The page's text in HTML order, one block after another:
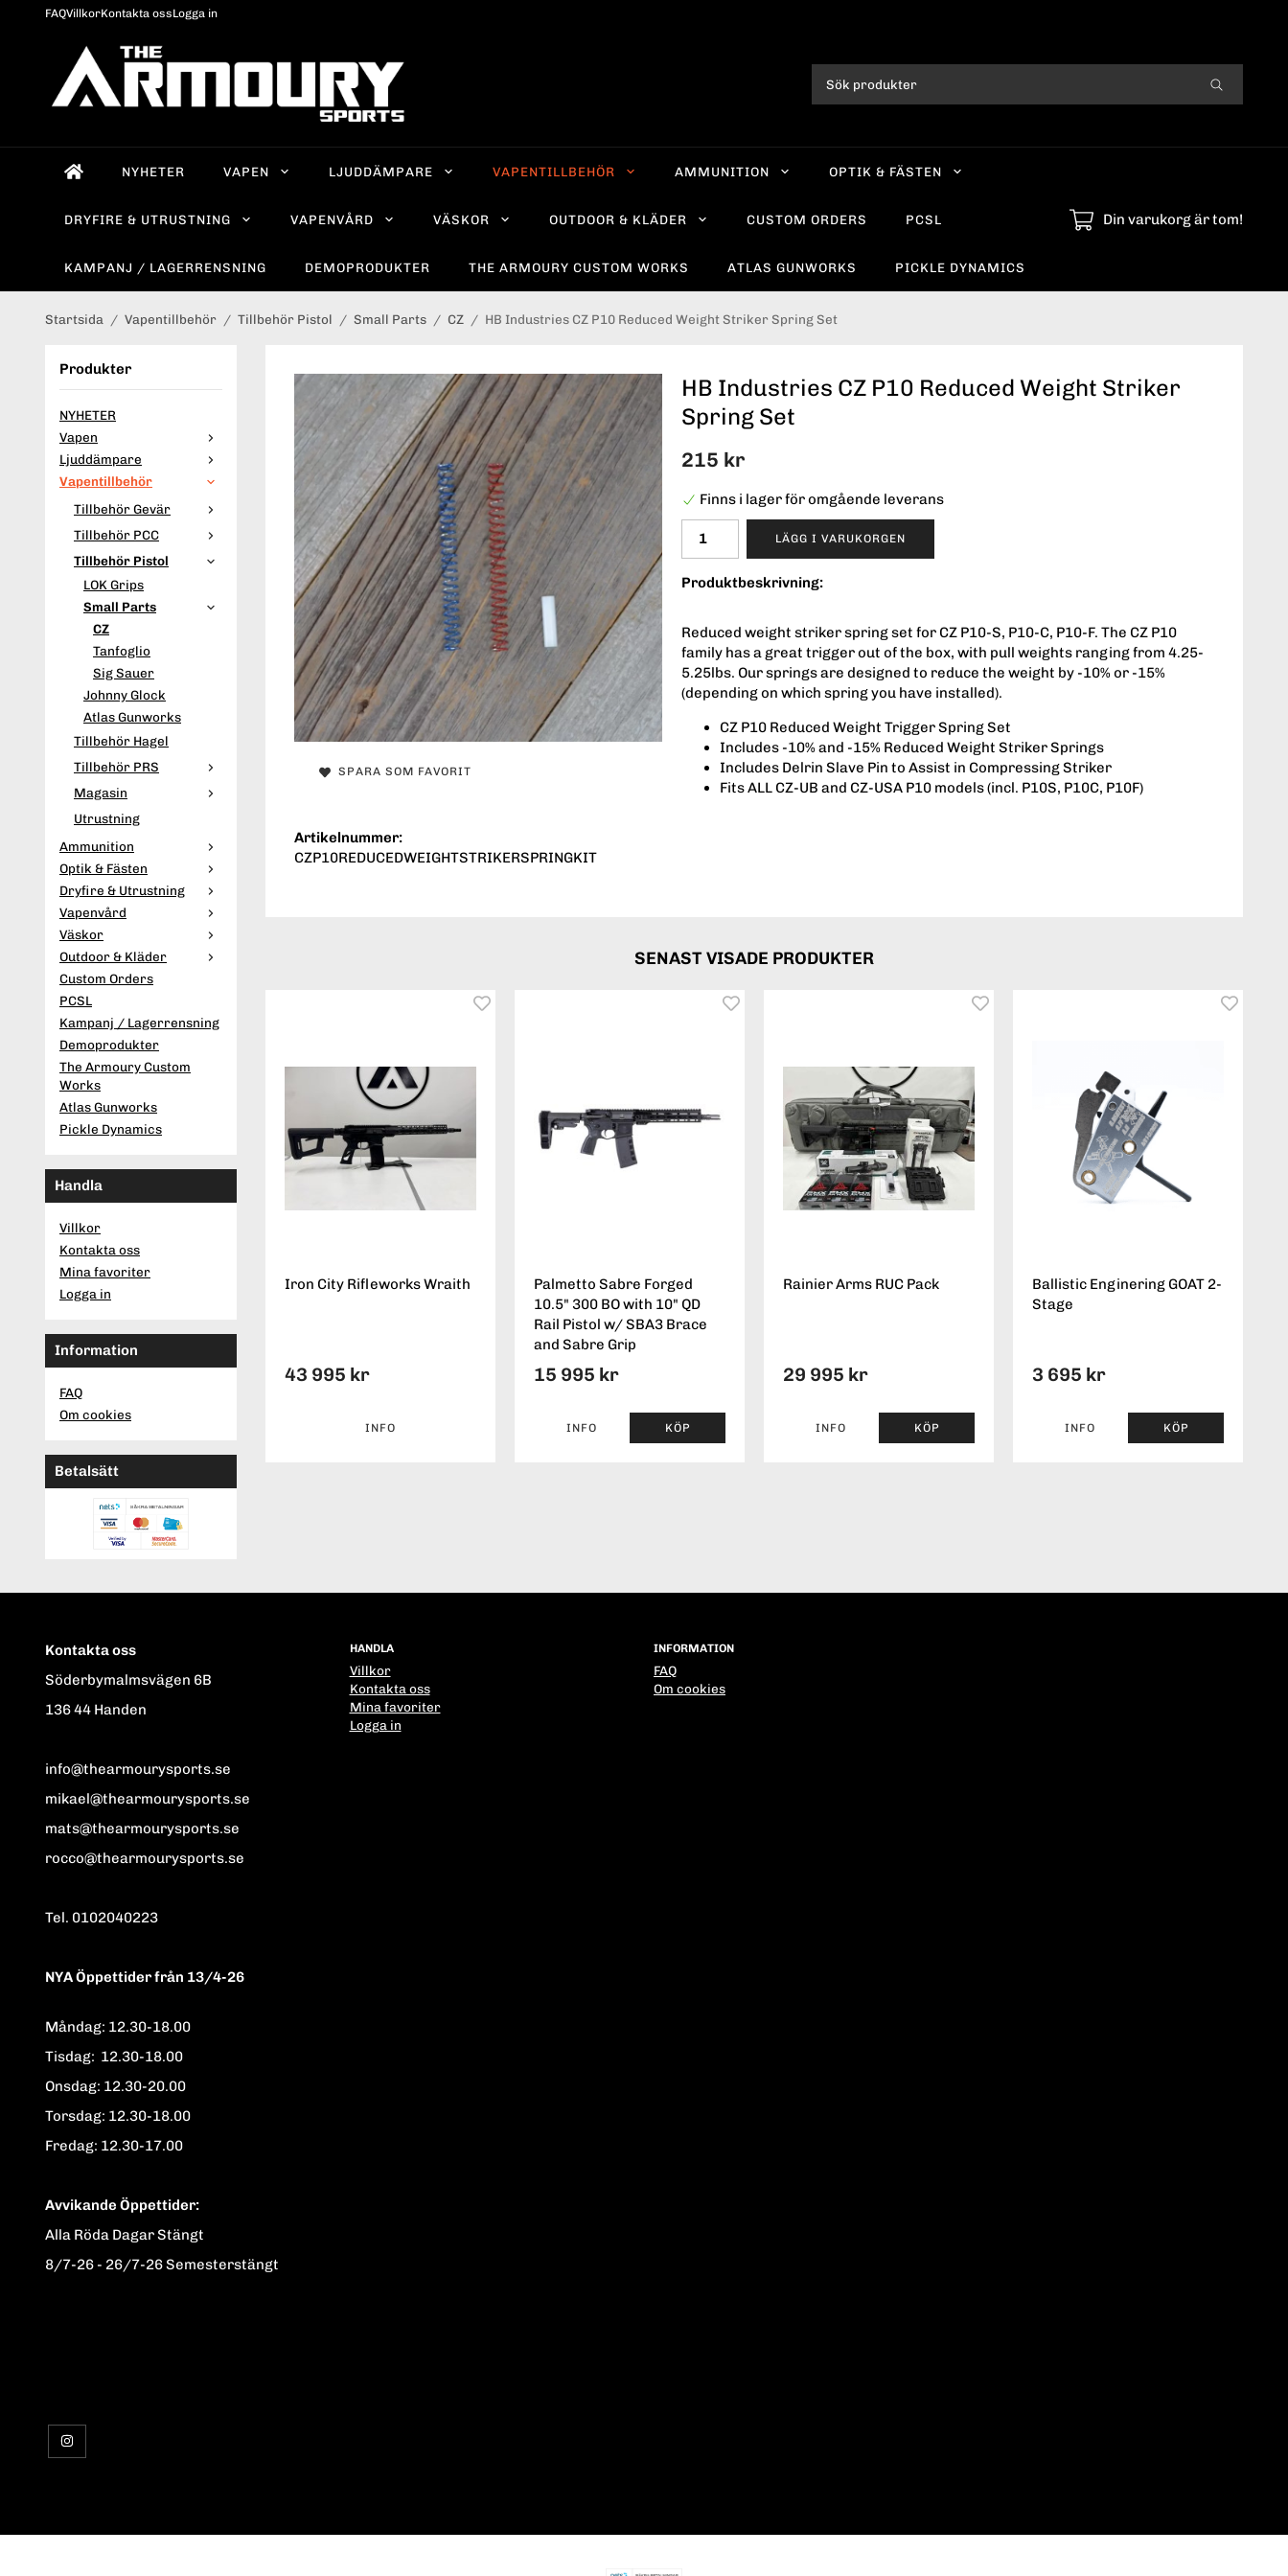
FAQVillkorKontakta ossLogga in
NYHETER VAPEN LJUDDÄMPARE VAPENTILLBEHÖR AMMUNITION OPTIK & FÄSTEN
DRYFIRE & UTRUSTNING VAPENVÅRD VÄSKOR OUTDOOR & KLÄDER CUSTOM ORDERS PCSL
KAMPANJ / LAGERRENSNING DEMOPRODUKTER THE ARMOURY CUSTOM WORKS ATLAS GUNWORKS PICKLE DYNAMICS
Din varukorg är tom!
Startsida / Vapentillbehör / Tillbehör Pistol / Small Parts / CZ / HB Industries CZ P10 Reduced Weight Striker Spring Set
Produkter
NYHETER
Vapen
Ljuddämpare
Vapentillbehör
Tillbehör Gevär
Tillbehör PCC
Tillbehör Pistol
LOK Grips
Small Parts
CZ
Tanfoglio
Sig Sauer
Johnny Glock
Atlas Gunworks
Tillbehör Hagel
Tillbehör PRS
Magasin
Utrustning
Ammunition
Optik & Fästen
Dryfire & Utrustning
Vapenvård
Väskor
Outdoor & Kläder
Custom Orders
PCSL
Kampanj / Lagerrensning
Demoprodukter
The Armoury Custom
Works
Atlas Gunworks
Pickle Dynamics
Handla
Villkor
Kontakta oss
Mina favoriter
Logga in
Information
FAQ
Om cookies
Betalsätt
HB Industries CZ P10 Reduced Weight Striker
Spring Set
215 kr
Finns i lager för omgående leverans
LÄGG I VARUKORGEN
Produktbeskrivning:
Reduced weight striker spring set for CZ P10-S, P10-C, P10-F. The CZ P10
family has a great trigger out of the box, with pull weights ranging from 4.25-
5.25lbs. Our springs are designed to reduce the weight by -10% or -15%
(depending on which spring you have installed).
CZ P10 Reduced Weight Trigger Spring Set
Includes -10% and -15% Reduced Weight Striker Springs
Includes Delrin Slave Pin to Assist in Compressing Striker
Fits ALL CZ-UB and CZ-USA P10 models (incl. P10S, P10C, P10F)
SPARA SOM FAVORIT
Artikelnummer:
CZP10REDUCEDWEIGHTSTRIKERSPRINGKIT
SENAST VISADE PRODUKTER
Iron City Rifleworks Wraith
43 995 kr
INFO
Palmetto Sabre Forged
10.5" 300 BO with 10" QD
Rail Pistol w/ SBA3 Brace
and Sabre Grip
15 995 kr
INFO KÖP
Rainier Arms RUC Pack
29 995 kr
INFO KÖP
Ballistic Enginering GOAT 2-
Stage
3 695 kr
INFO KÖP
Kontakta oss
Söderbymalmsvägen 6B
136 44 Handen
info@thearmourysports.se
mikael@thearmourysports.se
mats@thearmourysports.se
rocco@thearmourysports.se
Tel. 0102040223
NYA Öppettider från 13/4-26
Måndag: 12.30-18.00
Tisdag: 12.30-18.00
Onsdag: 12.30-20.00
Torsdag: 12.30-18.00
Fredag: 12.30-17.00
Avvikande Öppettider:
Alla Röda Dagar Stängt
8/7-26 - 26/7-26 Semesterstängt
HANDLA
Villkor
Kontakta oss
Mina favoriter
Logga in
INFORMATION
FAQ
Om cookies